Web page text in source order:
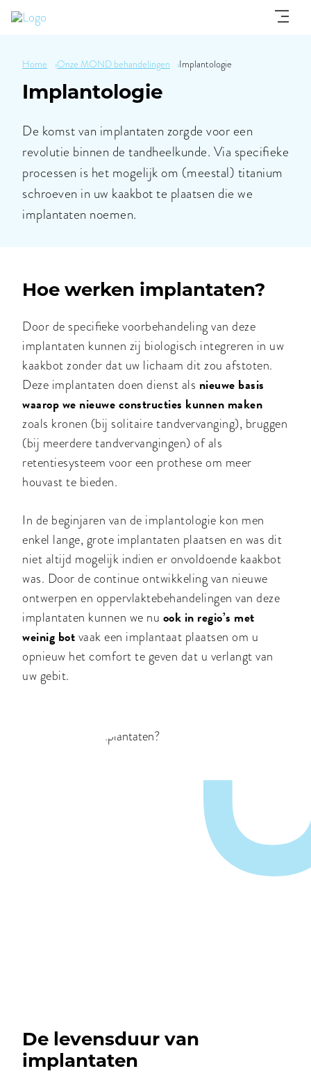
Home ›Onze MOND behandelingen ›Implantologie
Implantologie
De komst van implantaten zorgde voor een
revolutie binnen de tandheelkunde. Via specifieke
processen is het mogelijk om (meestal) titanium
schroeven in uw kaakbot te plaatsen die we
implantaten noemen.
Hoe werken implantaten?
Door de specifieke voorbehandeling van deze
implantaten kunnen zij biologisch integreren in uw
kaakbot zonder dat uw lichaam dit zou afstoten.
Deze implantaten doen dienst als nieuwe basis
waarop we nieuwe constructies kunnen maken
zoals kronen (bij solitaire tandvervanging), bruggen
(bij meerdere tandvervangingen) of als
retentiesysteem voor een prothese om meer
houvast te bieden.
In de beginjaren van de implantologie kon men
enkel lange, grote implantaten plaatsen en was dit
niet altijd mogelijk indien er onvoldoende kaakbot
was. Door de continue ontwikkeling van nieuwe
ontwerpen en oppervlaktebehandelingen van deze
implantaten kunnen we nu ook in regio’s met
weinig bot vaak een implantaat plaatsen om u
opnieuw het comfort te geven dat u verlangt van
uw gebit.
De levensduur van
implantaten